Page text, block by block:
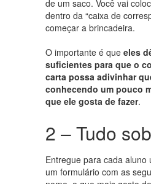
de um saco. Você vai
dentro da “caixa de
começar a brincadeira.
O importante é que eles
suficientes para que o
carta possa adivinhar
conhecendo um pouco
que ele gosta de fazer.
2 – Tudo
Entregue para cada aluno
um formulário com as